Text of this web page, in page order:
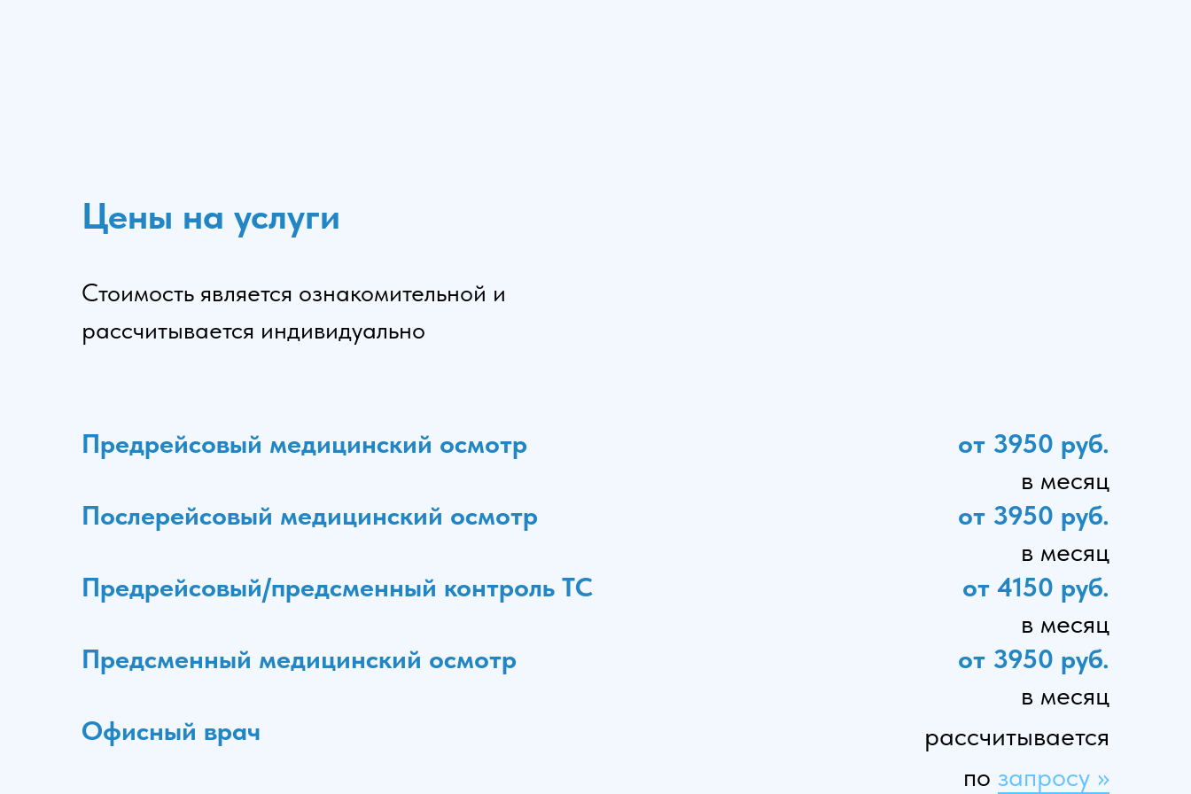
Цены на услуги
Стоимость является ознакомительной и
рассчитывается индивидуально
Предрейсовый медицинский осмотр
от 3950 руб.
в месяц
Послерейсовый медицинский осмотр
от 3950 руб.
в месяц
Предрейсовый/предсменный контроль ТС
от 4150 руб.
в месяц
Предсменный медицинский осмотр
от 3950 руб.
в месяц
Офисный врач
рассчитывается
по запросу >>